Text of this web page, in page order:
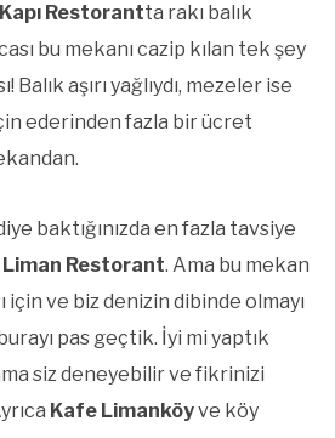
Restorantta rakı balık
bu mekanı cazip kılan tek şey
Balık aşırı yağlıydı, mezeler ise
ederinden fazla bir ücret
baktığınızda en fazla tavsiye
Liman Restorant. Ama bu mekan
için ve biz denizin dibinde olmayı
pas geçtik. İyi mi yaptık
siz deneyebilir ve fikrinizi
Kafe Limanköyve köy